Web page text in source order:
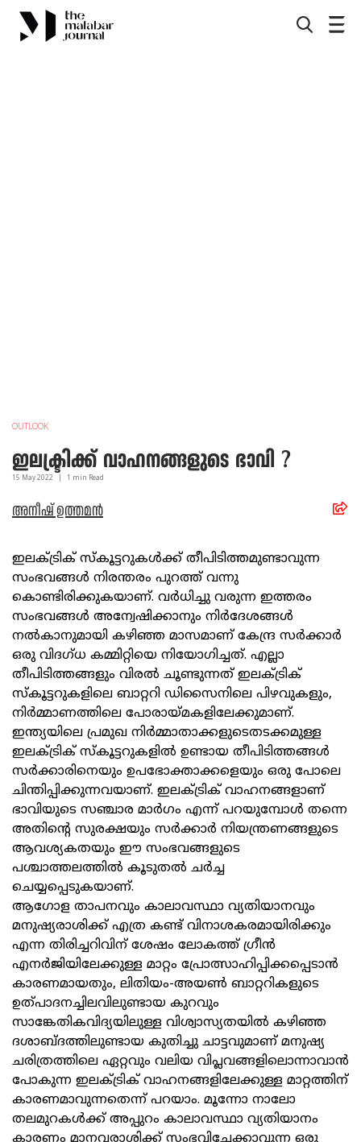
OUTLOOK
ഇലക്ട്രിക്ക് വാഹനങ്ങളുടെ ഭാവി ?
15 May 2022 1 min Read
അനീഷ്‌ ഉത്തമന്‍
ഇലക്ട്രിക്‌ സ്കൂട്ടറുകള്‍ക്ക് തീപിടിത്തമുണ്ടാവുന്ന
സംഭവങ്ങള്‍ നിരന്തരം പുറത്ത് വന്നു
കൊണ്ടിരിക്കുകയാണ്. വർധിച്ചു വരുന്ന ഇത്തരം
സംഭവങ്ങള്‍ അന്വേഷിക്കാനും നിര്‍ദേശങ്ങള്‍
നല്‍കാനുമായി കഴിഞ്ഞ മാസമാണ് കേന്ദ്ര സർക്കാർ
ഒരു വിദഗ്ധ കമ്മിറ്റിയെ നിയോഗിച്ചത്. എല്ലാ
തീപിടിത്തങ്ങളും വിരൽ ചൂണ്ടുന്നത് ഇലക്ട്രിക്‌
സ്കൂട്ടറുകളിലെ ബാറ്ററി ഡിസൈനിലെ പിഴവുകളും,
നിര്‍മ്മാണത്തിലെ പോരായ്മകളിലേക്കുമാണ്.
ഇന്ത്യയിലെ പ്രമുഖ നിര്‍മ്മാതാക്കളുടെതടക്കമുള്ള
ഇലക്ട്രിക്‌ സ്കൂട്ടറുകളിൽ ഉണ്ടായ തീപിടിത്തങ്ങള്‍
സർക്കാരിനെയും ഉപഭോക്താക്കളെയും ഒരു പോലെ
ചിന്തിപ്പിക്കുന്നവയാണ്. ഇലക്ട്രിക്‌ വാഹനങ്ങളാണ്
ഭാവിയുടെ സഞ്ചാര മാർഗം എന്ന് പറയുമ്പോൾ തന്നെ
അതിന്റെ സുരക്ഷയും സര്‍ക്കാര്‍ നിയന്ത്രണങ്ങളുടെ
ആവശ്യകതയും ഈ സംഭവങ്ങളുടെ
പശ്ചാത്തലത്തിൽ കൂടുതൽ ചർച്ച
ചെയ്യപ്പെടുകയാണ്.
ആഗോള താപനവും കാലാവസ്ഥാ വ്യതിയാനവും
മനുഷ്യരാശിക്ക് എത്ര കണ്ട് വിനാശകരമായിരിക്കും
എന്ന തിരിച്ചറിവിന് ശേഷം ലോകത്ത് ഗ്രീന്‍
എനർജിയിലേക്കുള്ള മാറ്റം പ്രോത്സാഹിപ്പിക്കപ്പെടാൻ
കാരണമായതും, ലിതിയം-അയണ്‍ ബാറ്ററികളുടെ
ഉത്പാദനച്ചിലവിലുണ്ടായ കുറവും
സാങ്കേതികവിദ്യയിലുള്ള വിശ്വാസ്യതയില്‍ കഴിഞ്ഞ
ദശാബ്ദത്തിലുണ്ടായ കുതിച്ചു ചാട്ടവുമാണ് മനുഷ്യ
ചരിത്രത്തിലെ ഏറ്റവും വലിയ വിപ്ലവങ്ങളിലൊന്നാവാന്‍
പോകുന്ന ഇലക്ട്രിക്‌ വാഹനങ്ങളിലേക്കുള്ള മാറ്റത്തിന്
കാരണമാവുന്നതെന്ന് പറയാം. മൂന്നോ നാലോ
തലമുറകൾക്ക് അപ്പുറം കാലാവസ്ഥാ വ്യതിയാനം